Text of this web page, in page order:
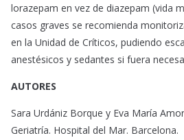
lorazepam en vez de diazepam (vida
casos graves se recomienda
en la Unidad de Críticos, pudiendo
anestésicos y sedantes si fuera
AUTORES
Sara Urdániz Borque y Eva María
Geriatría. Hospital del Mar. Barcelona.